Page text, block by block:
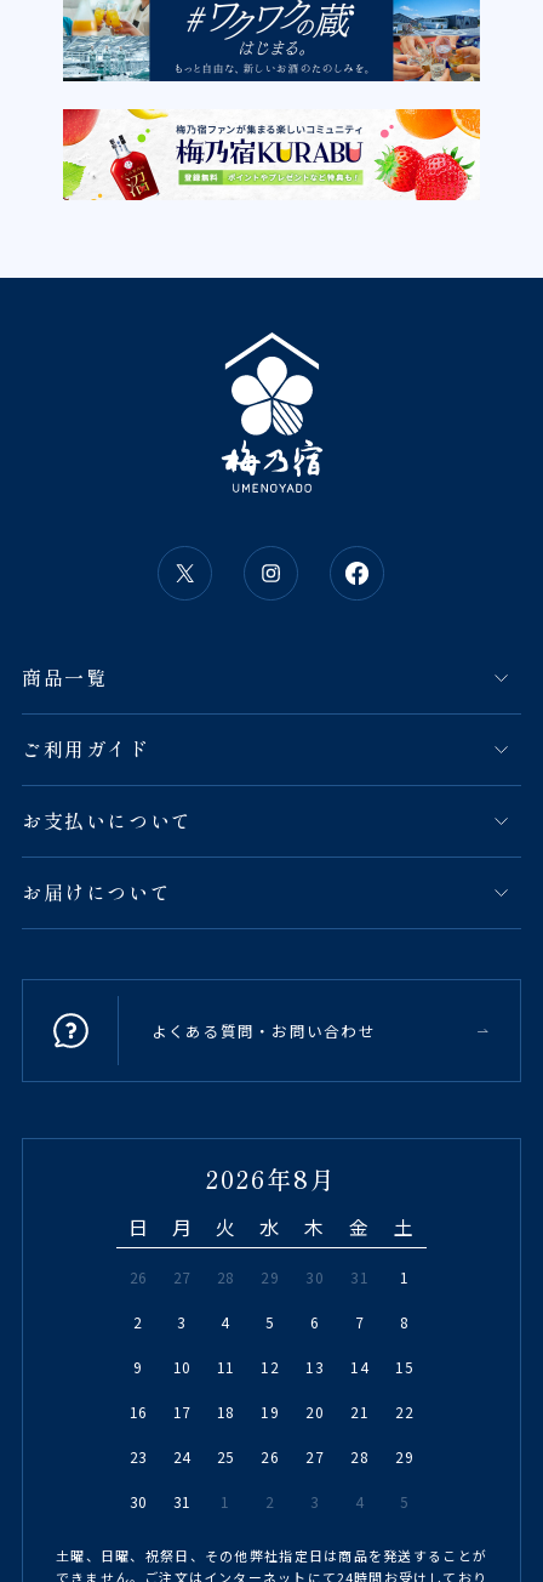
商品一覧
ご利用ガイド
お支払いについて
お届けについて
よくある質問・お問い合わせ
2026年8月
日 月 火 水 木 金 土
26 27 28 29 30 31 1
2 3 4 5 6 7 8
9 10 11 12 13 14 15
16 17 18 19 20 21 22
23 24 25 26 27 28 29
30 31 1 2 3 4 5
土曜、日曜、祝祭日、その他弊社指定日は商品を発送することが
できません。ご注文はインターネットにて24時間お受けしており